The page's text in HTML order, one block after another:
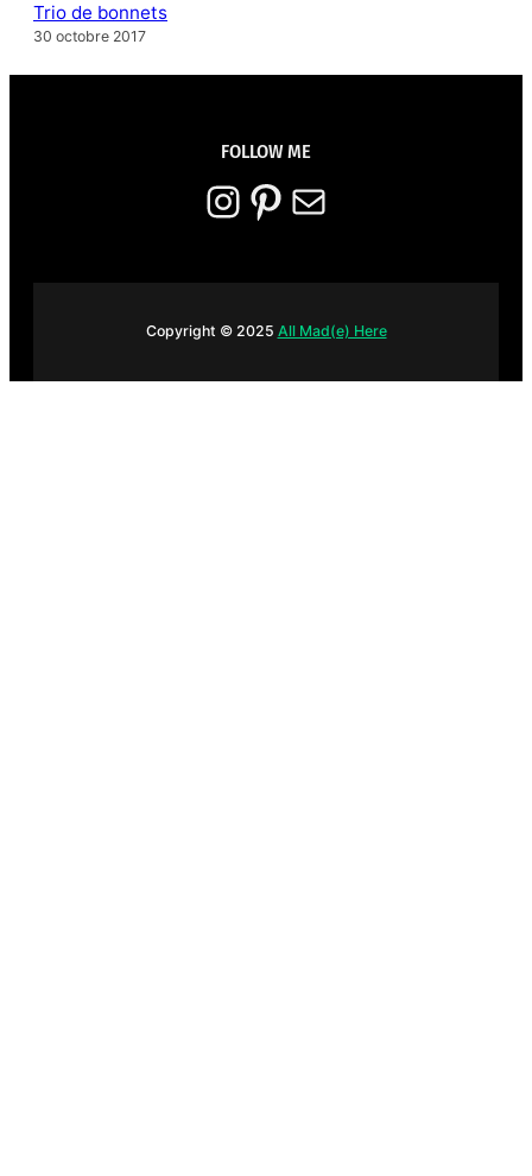
Trio de bonnets
30 octobre 2017
FOLLOW ME
Instagram Pinterest E-mail
Copyright © 2025 All Mad(e) Here